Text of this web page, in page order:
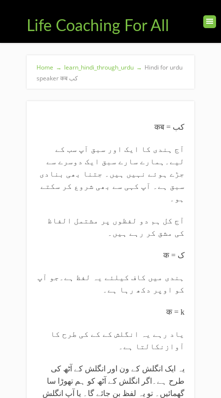
Life Coaching For All
Home → learn_hindi_through_urdu → Hindi for urdu
speaker कब کب
कब = کب
آج ہندی کا ایک اور سبق آپ سب کے
لیے۔ہمارے سارے سبق ایک دوسرے سے
جڑے ہوئے نہیں ہیں۔ جتنا بھی بنادی
سبق ہے۔ آپ کہی سے بھی شروع کر سکتے
ہو۔
آج کل ہم دو لفظوں پر مشتمل الفاظ
کی مشق کر رہے ہیں۔
क = ک
ہندی میں کاف کیلئے یہ لفظ ہے۔جو آپ
کو اوپر دکھ رہا ہے۔
क = k
یاد رہے یہ انگلش کے کے کی طرح کا
آوازنکالتا ہے۔
یہ ایک انگلش کے ون اور انگلش کے آٹھ کی
طرح ہے۔اگر انگلش کے آٹھ کو ہم تھوڑا سا
گھمائیں۔ تو یہ لفظ بن جائے گا۔ یا آپ انگلش